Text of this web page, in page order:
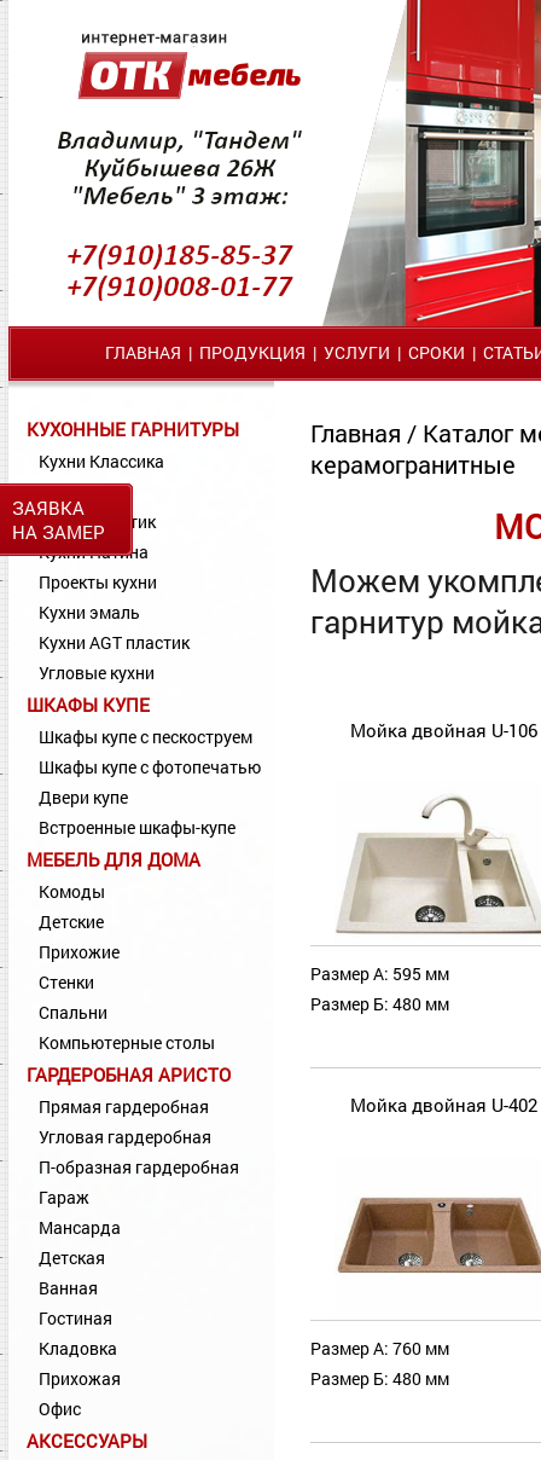
ЗАЯВКА
НА ЗАМЕР
ГЛАВНАЯ | ПРОДУКЦИЯ | УСЛУГИ | СРОКИ |
КУХОННЫЕ ГАРНИТУРЫ
Кухни Классика
Кухни МДФ
Кухни Пластик
Кухни Патина
Проекты кухни
Кухни эмаль
Кухни AGT пластик
Угловые кухни
ШКАФЫ КУПЕ
Шкафы купе с пескоструем
Шкафы купе с фотопечатью
Двери купе
Встроенные шкафы-купе
МЕБЕЛЬ ДЛЯ ДОМА
Комоды
Детские
Прихожие
Стенки
Спальни
Компьютерные столы
ГАРДЕРОБНАЯ АРИСТО
Прямая гардеробная
Угловая гардеробная
П-образная гардеробная
Гараж
Мансарда
Детская
Ванная
Гостиная
Кладовка
Прихожая
Офис
АКСЕССУАРЫ
Главная / Каталог
керамогранитные
Можем
гарнитур
Мойка двойная U-106
Размер А: 595 мм
Размер Б: 480 мм
Мойка двойная U-402
Размер А: 760 мм
Размер Б: 480 мм